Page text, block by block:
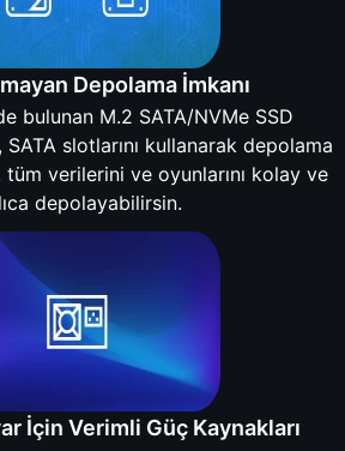
Depolama İmkanı
bulunan M.2 SATA/NVMe SSD
slotlarını kullanarak depolama
tüm verilerini ve oyunlarını kolay ve
depolayabilirsin.
İçin Verimli Güç Kaynakları